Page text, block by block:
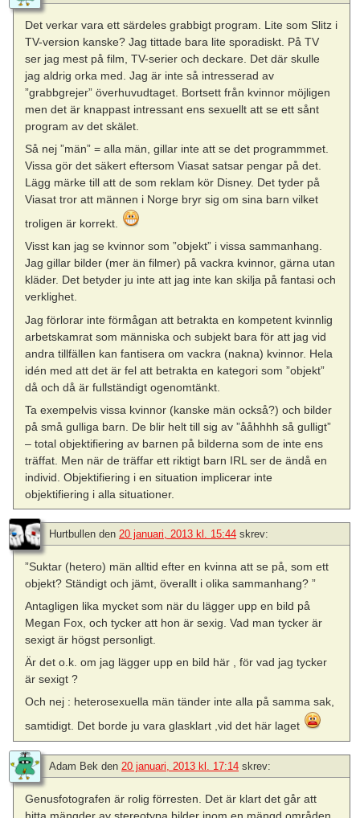
Det verkar vara ett särdeles grabbigt program. Lite som Slitz i
TV-version kanske? Jag tittade bara lite sporadiskt. På TV
ser jag mest på film, TV-serier och deckare. Det där skulle
jag aldrig orka med. Jag är inte så intresserad av
”grabbgrejer” överhuvudtaget. Bortsett från kvinnor möjligen
men det är knappast intressant ens sexuellt att se ett sånt
program av det skälet.
Så nej ”män” = alla män, gillar inte att se det programmmet.
Vissa gör det säkert eftersom Viasat satsar pengar på det.
Lägg märke till att de som reklam kör Disney. Det tyder på
Viasat tror att männen i Norge bryr sig om sina barn vilket
troligen är korrekt.
Visst kan jag se kvinnor som ”objekt” i vissa sammanhang.
Jag gillar bilder (mer än filmer) på vackra kvinnor, gärna utan
kläder. Det betyder ju inte att jag inte kan skilja på fantasi och
verklighet.
Jag förlorar inte förmågan att betrakta en kompetent kvinnlig
arbetskamrat som människa och subjekt bara för att jag vid
andra tillfällen kan fantisera om vackra (nakna) kvinnor. Hela
idén med att det är fel att betrakta en kategori som ”objekt”
då och då är fullständigt ogenomtänkt.
Ta exempelvis vissa kvinnor (kanske män också?) och bilder
på små gulliga barn. De blir helt till sig av ”ååhhhh så gulligt”
– total objektifiering av barnen på bilderna som de inte ens
träffat. Men när de träffar ett riktigt barn IRL ser de ändå en
individ. Objektifiering i en situation implicerar inte
objektifiering i alla situationer.
Hurtbullen den 20 januari, 2013 kl. 15:44 skrev:
”Suktar (hetero) män alltid efter en kvinna att se på, som ett
objekt? Ständigt och jämt, överallt i olika sammanhang? ”
Antagligen lika mycket som när du lägger upp en bild på
Megan Fox, och tycker att hon är sexig. Vad man tycker är
sexigt är högst personligt.
Är det o.k. om jag lägger upp en bild här , för vad jag tycker
är sexigt ?
Och nej : heterosexuella män tänder inte alla på samma sak,
samtidigt. Det borde ju vara glasklart ,vid det här laget
Adam Bek den 20 januari, 2013 kl. 17:14 skrev:
Genusfotografen är rolig förresten. Det är klart det går att
hitta mängder av stereotypa bilder inom en mängd områden